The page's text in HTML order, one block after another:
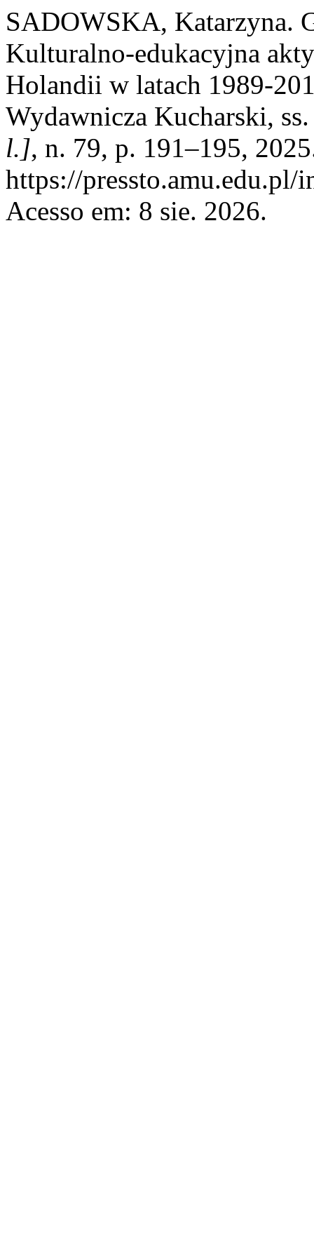
SADOWSKA, Katarzyna.
Kulturalno-edukacyjna
Holandii w latach 1989-
Wydawnicza Kucharski,
l.], n. 79, p. 191–195,
https://
Acesso em: 8 sie. 2026.